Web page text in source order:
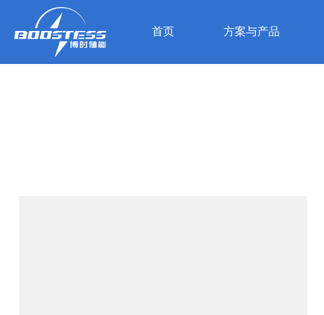
首页 方案与产品